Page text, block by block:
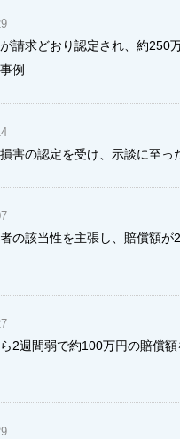
請求どおり認定され、約250
例
害の認定を受け、示談に至っ
の該当性を主張し、賠償額が
2週間弱で約100万円の賠償